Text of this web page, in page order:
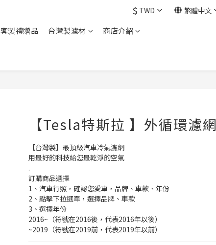
$ TWD 繁體中文
客製禮贈品 台灣製濾材
商店介紹
【Tesla特斯拉 】外循環濾網
【台灣製】最頂級汽車冷氣濾網
用最好的科技給您最乾淨的空氣
.
訂購商品選擇
1、汽車行照，確認您愛車，品牌、車款、年份
2、點擊下拉選單，選擇品牌、車款
3、選擇年份
2016~（符號在2016後，代表2016年以後）
~2019（符號在2019前，代表2019年以前）